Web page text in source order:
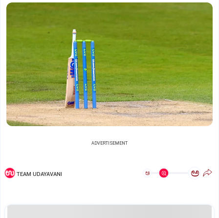
ADVERTISEMENT
TEAM UDAYAVANI ಅ ಅ